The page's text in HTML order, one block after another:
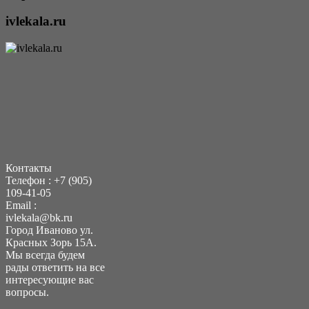
ivlekala.ru
Контакты
Телефон : +7 (905)
109-41-05
Еmail :
ivlekala@bk.ru
Город Иваново ул.
Красных Зорь 15А.
Мы всегда будем
рады ответить на все
интересующие вас
вопросы.